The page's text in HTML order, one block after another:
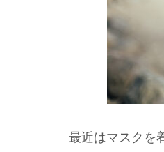
最近はマスクを